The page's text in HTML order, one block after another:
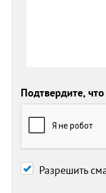
Подтвердите,
Разрешить